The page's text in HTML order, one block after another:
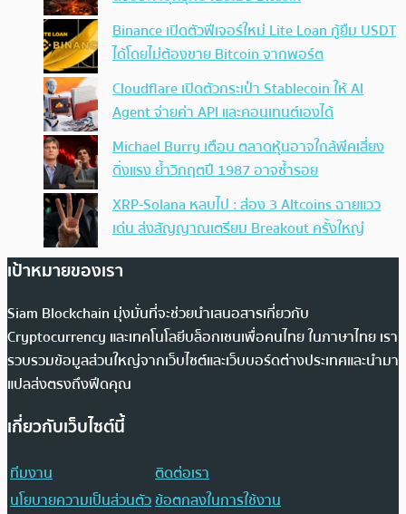
Binance เปิดตัวฟีเจอร์ใหม่ Lite Loan กู้ยืม USDT
ได้โดยไม่ต้องขาย Bitcoin จากพอร์ต
Cloudflare เปิดตัวกระเป๋า Stablecoin ให้ AI
Agent จ่ายค่า API และคอนเทนต์เองได้
Michael Burry เตือน ตลาดหุ้นอาจใกล้พีคเสี่ยง
ดิ่งแรง ย้ำวิกฤตปี 1987 อาจซ้ำรอย
XRP-Solana หลบไป : ส่อง 3 Altcoins ฉายแวว
เด่น ส่งสัญญาณเตรียม Breakout ครั้งใหญ่
เป้าหมายของเรา
Siam Blockchain มุ่งมั่นที่จะช่วยนำเสนอสารเกี่ยวกับ
Cryptocurrency และเทคโนโลยีบล็อกเชนเพื่อคนไทย ในภาษาไทย เรา
รวบรวมข้อมูลส่วนใหญ่จากเว็บไซต์และเว็บบอร์ดต่างประเทศและนำมา
แปลส่งตรงถึงฟีดคุณ
เกี่ยวกับเว็บไซต์นี้
ทีมงาน
ติดต่อเรา
นโยบายความเป็นส่วนตัวข้อตกลงในการใช้งาน